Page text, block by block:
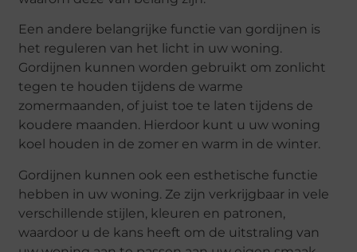
Een andere belangrijke functie van gordijnen is
het reguleren van het licht in uw woning.
Gordijnen kunnen worden gebruikt om zonlicht
tegen te houden tijdens de warme
zomermaanden, of juist toe te laten tijdens de
koudere maanden. Hierdoor kunt u uw woning
koel houden in de zomer en warm in de winter.
Gordijnen kunnen ook een esthetische functie
hebben in uw woning. Ze zijn verkrijgbaar in vele
verschillende stijlen, kleuren en patronen,
waardoor u de kans heeft om de uitstraling van